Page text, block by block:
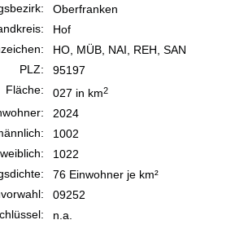
Oberfranken
Hof
HO, MÜB, NAI, REH, SAN
PLZ:
95197
Fläche:
027 in km2
2024
1002
weiblich:
1022
76 Einwohner je km²
09252
n.a.